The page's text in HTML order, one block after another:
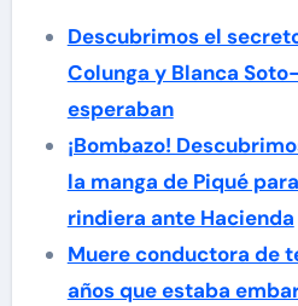
Descubrimos el
Colunga y Blanca
esperaban
¡Bombazo!
la manga de Piqué
rindiera ante Hacienda
Muere conductora de
años que estaba